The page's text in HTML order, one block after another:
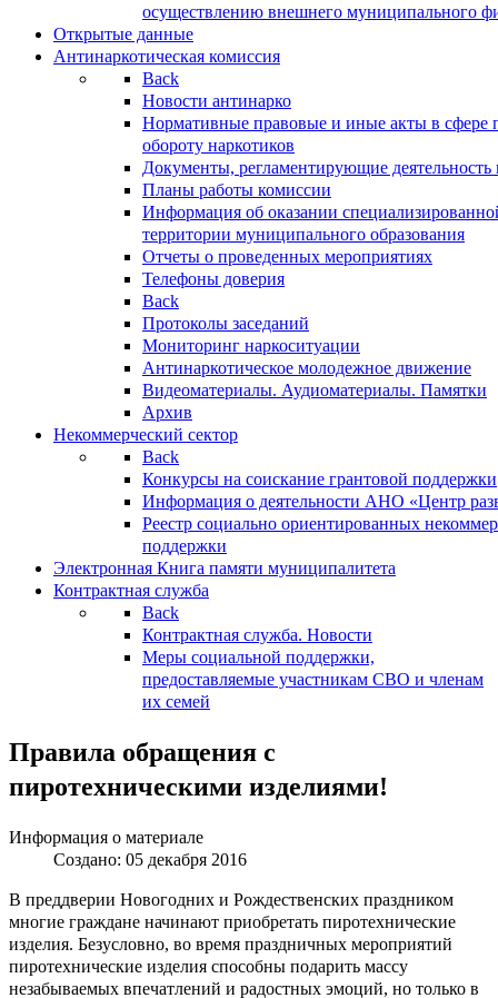
осуществлению внешнего муниципального
Открытые данные
Антинаркотическая комиссия
Back
Новости антинарко
Нормативные правовые и иные акты в сфере
обороту наркотиков
Документы, регламентирующие деятельность
Планы работы комиссии
Информация об оказании
территории муниципального образования
Отчеты о проведенных мероприятиях
Телефоны доверия
Back
Протоколы заседаний
Мониторинг наркоситуации
Антинаркотическое молодежное движение
Видеоматериалы. Аудиоматериалы. Памятки
Архив
Некоммерческий сектор
Back
Конкурсы на соискание грантовой поддержки
Информация о деятельности АНО «Центр
Реестр социально ориентированных
поддержки
Электронная Книга памяти муниципалитета
Контрактная служба
Back
Контрактная служба. Новости
Меры социальной поддержки,
предоставляемые участникам СВО и членам
их семей
Правила обращения с
пиротехническими изделиями!
Информация о материале
Создано: 05 декабря 2016
В преддверии Новогодних и Рождественских праздником
многие граждане начинают приобретать пиротехнические
изделия. Безусловно, во время праздничных мероприятий
пиротехнические изделия способны подарить массу
незабываемых впечатлений и радостных эмоций, но только в